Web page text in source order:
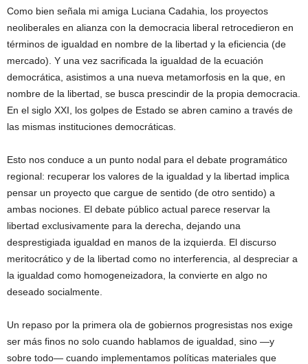
Como bien señala mi amiga Luciana Cadahia, los proyectos
neoliberales en alianza con la democracia liberal retrocedieron en
términos de igualdad en nombre de la libertad y la eficiencia (de
mercado). Y una vez sacrificada la igualdad de la ecuación
democrática, asistimos a una nueva metamorfosis en la que, en
nombre de la libertad, se busca prescindir de la propia democracia.
En el siglo XXI, los golpes de Estado se abren camino a través de
las mismas instituciones democráticas.
Esto nos conduce a un punto nodal para el debate programático
regional: recuperar los valores de la igualdad y la libertad implica
pensar un proyecto que cargue de sentido (de otro sentido) a
ambas nociones. El debate público actual parece reservar la
libertad exclusivamente para la derecha, dejando una
desprestigiada igualdad en manos de la izquierda. El discurso
meritocrático y de la libertad como no interferencia, al despreciar a
la igualdad como homogeneizadora, la convierte en algo no
deseado socialmente.
Un repaso por la primera ola de gobiernos progresistas nos exige
ser más finos no solo cuando hablamos de igualdad, sino —y
sobre todo— cuando implementamos políticas materiales que